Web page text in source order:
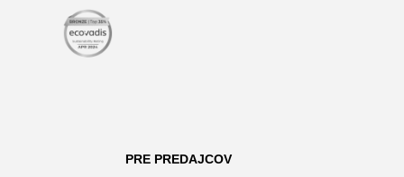
PRE PREDAJCOV